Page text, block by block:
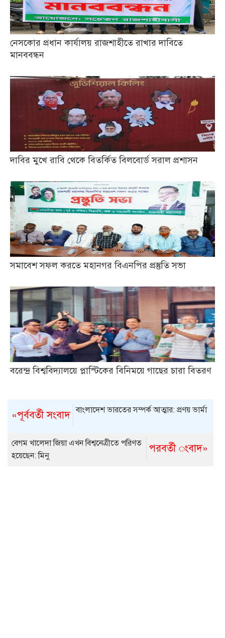
নেসকোর প্রধান কার্যালয় রাজশাহীতে রাখার দাবিতে
মানববন্ধন
দাবির মুখে রাবি থেকে বিতর্কিত বিলবোর্ড সরাল প্রশাসন
সমাবেশ সফল করতে মহানগর বিএনপির প্রস্তুতি সভা
বরেন্দ্র বিশ্ববিদ্যালয়ে প্লাস্টিকের বিনিময়ে গাছের চারা বিতরণ
«পূর্ববর্তী সংবাদ বাংলাদেশ ভারতের সম্পর্ক আত্মার: প্রণয় ভার্মা
পরবর্তী ংবাদ»
বেগম খালেদা জিয়া এখন বিশ্বনেত্রীতে পরিণত
হয়েছেন: মিনু